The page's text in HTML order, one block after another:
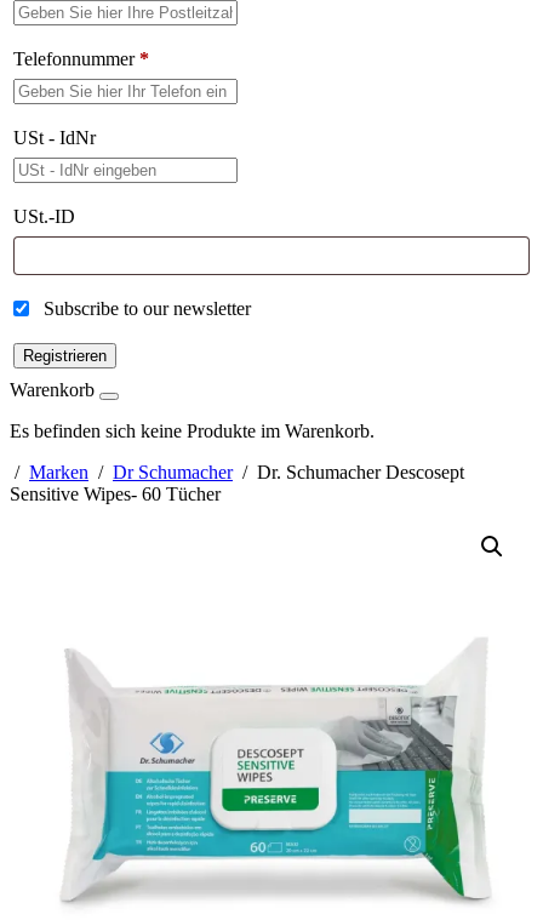
Telefonnummer*
USt - IdNr
USt.-ID
Subscribe to our newsletter
Registrieren
Warenkorb
Es befinden sich keine Produkte im Warenkorb.
/ Marken / Dr Schumacher/ Dr. Schumacher Descosept
Sensitive Wipes- 60 Tücher